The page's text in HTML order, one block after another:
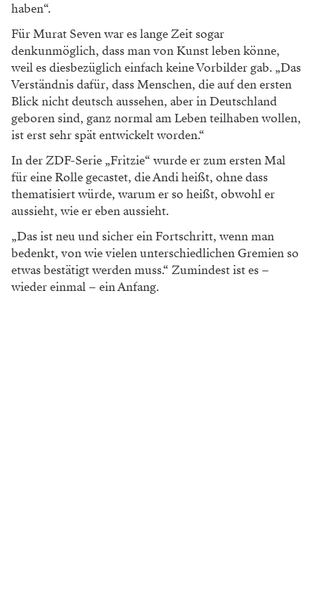
haben“.
Für Murat Seven war es lange Zeit sogar
denkunmöglich, dass man von Kunst leben könne,
weil es diesbezüglich einfach keine Vorbilder gab. „Das
Verständnis dafür, dass Menschen, die auf den ersten
Blick nicht deutsch aussehen, aber in Deutschland
geboren sind, ganz normal am Leben teilhaben wollen,
ist erst sehr spät entwickelt worden.“
In der ZDF-Serie „Fritzie“ wurde er zum ersten Mal
für eine Rolle gecastet, die Andi heißt, ohne dass
thematisiert würde, warum er so heißt, obwohl er
aussieht, wie er eben aussieht.
„Das ist neu und sicher ein Fortschritt, wenn man
bedenkt, von wie vielen unterschiedlichen Gremien so
etwas bestätigt werden muss.“ Zumindest ist es –
wieder einmal – ein Anfang.